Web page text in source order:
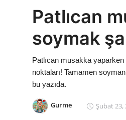
Diyet & Sağlıklı Beslenme
Şehirler
Gıda Güvenliği & Bilimi
Patlıcan
soymak
Patlıcan musakka yaparken
noktaları! Tamamen
bu yazıda.
Gurme Şubat 23,